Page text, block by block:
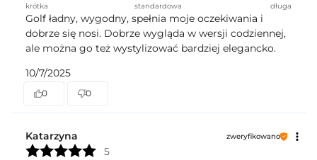
krótka standardowa długa
Golf ładny, wygodny, spełnia moje oczekiwania i
dobrze się nosi. Dobrze wygląda w wersji codziennej,
ale można go też wystylizować bardziej elegancko.
10/7/2025
0 0
Katarzyna zweryfikowano
5